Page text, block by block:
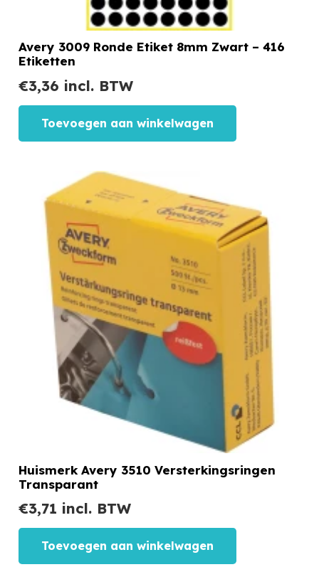
Avery 3009 Ronde Etiket 8mm Zwart – 416
Etiketten
€3,36 incl. BTW
Toevoegen aan winkelwagen
Huismerk Avery 3510 Versterkingsringen
Transparant
€3,71 incl. BTW
Toevoegen aan winkelwagen